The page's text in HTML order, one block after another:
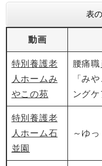
表
動画
特別養護老
人ホームみ
やこの苑
腰痛
「み
ング
特別養護老
人ホーム石
並園
～ゆ